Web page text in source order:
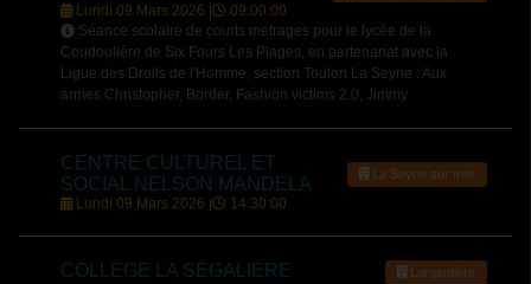
Lundi 09 Mars 2026 |
09:00:00
Séance scolaire de courts métrages pour le lycée de la
Coudoulière de Six Fours Les Plages, en partenariat avec la
Ligue des Droits de l'Homme, section Toulon La Seyne : Aux
armes Christopher, Border, Fashion victims 2.0, Jimmy
CENTRE CULTUREL ET
SOCIAL NELSON MANDELA
La Seyne sur mer
Lundi 09 Mars 2026 | 14:30:00
COLLÈGE LA SÉGALIÈRE Largentière